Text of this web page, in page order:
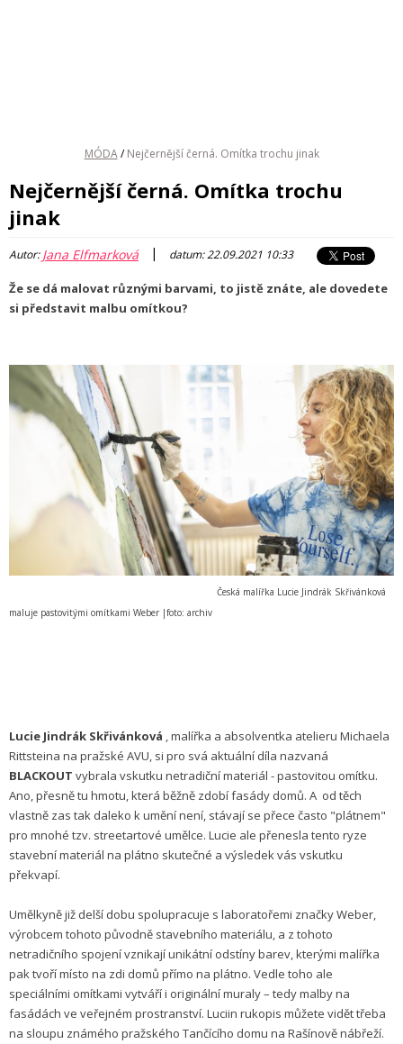
MÓDA / Nejčernější černá. Omítka trochu jinak
Nejčernější černá. Omítka trochu
jinak
Autor:Jana Elfmarková | datum: 22.09.2021 10:33
Že se dá malovat různými barvami, to jistě znáte, ale dovedete
si představit malbu omítkou?
Česká malířka Lucie Jindrák Skřivánková
maluje pastovitými omítkami Weber |foto: archiv
Lucie Jindrák Skřivánková , malířka a absolventka atelieru Michaela
Rittsteina na pražské AVU, si pro svá aktuální díla nazvaná
BLACKOUT vybrala vskutku netradiční materiál - pastovitou omítku.
Ano, přesně tu hmotu, která běžně zdobí fasády domů. A od těch
vlastně zas tak daleko k umění není, stávají se přece často "plátnem"
pro mnohé tzv. streetartové umělce. Lucie ale přenesla tento ryze
stavební materiál na plátno skutečné a výsledek vás vskutku
překvapí.
Umělkyně již delší dobu spolupracuje s laboratořemi značky Weber,
výrobcem tohoto původně stavebního materiálu, a z tohoto
netradičního spojení vznikají unikátní odstíny barev, kterými malířka
pak tvoří místo na zdi domů přímo na plátno. Vedle toho ale
speciálními omítkami vytváří i originální muraly – tedy malby na
fasádách ve veřejném prostranství. Luciin rukopis můžete vidět třeba
na sloupu známého pražského Tančícího domu na Rašínově nábřeží.